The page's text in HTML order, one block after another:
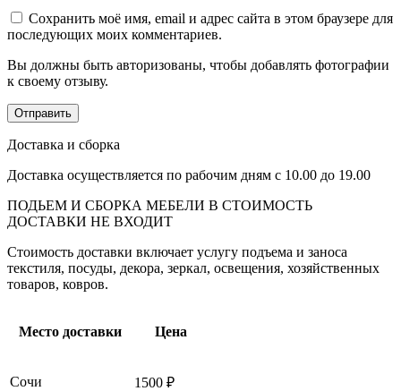
Сохранить моё имя, email и адрес сайта в этом браузере для
последующих моих комментариев.
Вы должны быть авторизованы, чтобы добавлять фотографии
к своему отзыву.
Доставка и сборка
Доставка осуществляется по рабочим дням с 10.00 до 19.00
ПОДЬЕМ И СБОРКА МЕБЕЛИ В СТОИМОСТЬ
ДОСТАВКИ НЕ ВХОДИТ
Стоимость доставки включает услугу подъема и заноса
текстиля, посуды, декора, зеркал, освещения, хозяйственных
товаров, ковров.
Место доставки Цена
Сочи 1500 ₽